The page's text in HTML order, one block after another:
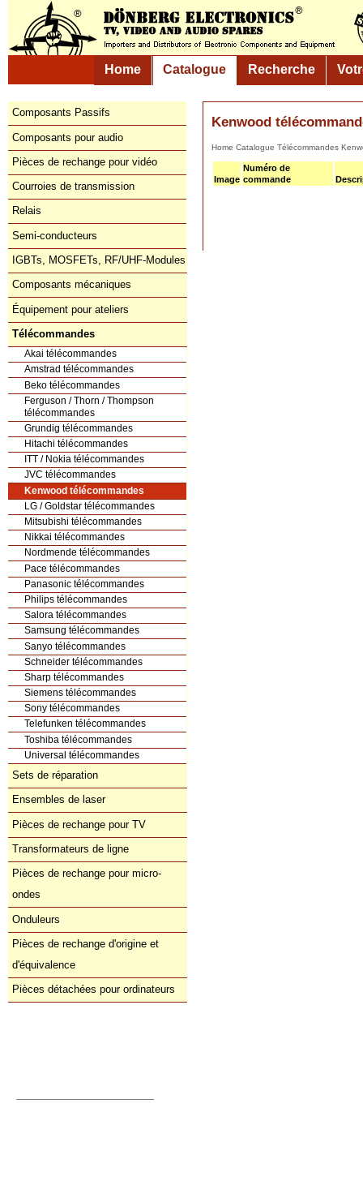
Home Catalogue Recherche
Composants Passifs
Composants pour audio
Pièces de rechange pour vidéo
Courroies de transmission
Relais
Semi-conducteurs
IGBTs, MOSFETs, RF/UHF-Modules
Composants mécaniques
Équipement pour ateliers
Télécommandes
Akai télécommandes
Amstrad télécommandes
Beko télécommandes
Ferguson / Thorn / Thompson
télécommandes
Grundig télécommandes
Hitachi télécommandes
ITT / Nokia télécommandes
JVC télécommandes
Kenwood télécommandes
LG / Goldstar télécommandes
Mitsubishi télécommandes
Nikkai télécommandes
Nordmende télécommandes
Pace télécommandes
Panasonic télécommandes
Philips télécommandes
Salora télécommandes
Samsung télécommandes
Sanyo télécommandes
Schneider télécommandes
Sharp télécommandes
Siemens télécommandes
Sony télécommandes
Telefunken télécommandes
Toshiba télécommandes
Universal télécommandes
Sets de réparation
Ensembles de laser
Pièces de rechange pour TV
Transformateurs de ligne
Pièces de rechange pour micro-
ondes
Onduleurs
Pièces de rechange d'origine et
d'équivalence
Pièces détachées pour ordinateurs
Kenwood
Home Catalogue Télécommandes
Image
Numéro de
commande